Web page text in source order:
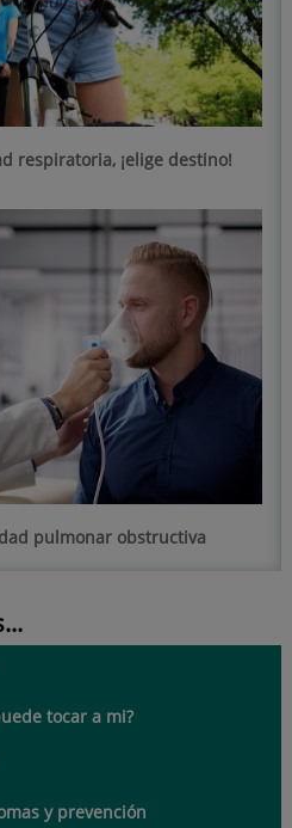
respiratoria, ¡elige destino!
pulmonar obstructiva
tocar a mi?
y prevención